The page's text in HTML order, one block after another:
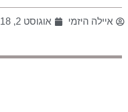
איילה היזמי אוגוסט 2, 2018